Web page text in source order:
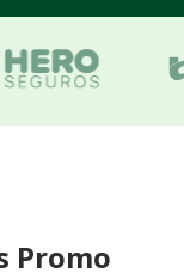
Promo